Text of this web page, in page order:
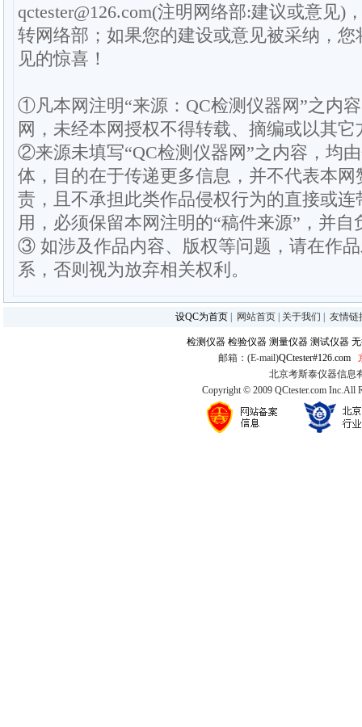
qctester@126.com(注明网络部:建议或意见)
转网络部；如果您的建设或意见被采纳，
见的惊喜！
①凡本网注明“来源：QC检测仪器网”之内
网，未经本网授权不得转载、摘编或以其它
②来源未填写“QC检测仪器网”之内容，均
体，目的在于传递更多信息，并不代表本
责，且不承担此类作品侵权行为的直接或
用，必须保留本网注明的“稿件来源”，并
③ 如涉及作品内容、版权等问题，请在作
系，否则视为放弃相关权利。
设QC为首页 网站首页 关于我们 友情链
检测仪器 检验仪器 测量仪器 测试仪器
邮箱：(E-mail)QCtester#126.com
北京考斯泰仪器信息
Copyright © 2009 QCtester.com Inc.All